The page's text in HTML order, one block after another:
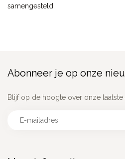
samengesteld.
Abonneer je op onze
Blijf op de hoogte over onze laatste